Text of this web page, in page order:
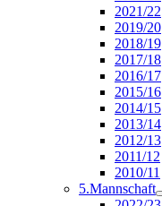
2021/22
2019/20
2018/19
2017/18
2016/17
2015/16
2014/15
2013/14
2012/13
2011/12
2010/11
5.Mannschaft